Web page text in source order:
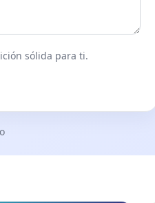
sólida para ti.